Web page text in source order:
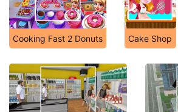
Cooking Fast 2 Donuts Cake Shop